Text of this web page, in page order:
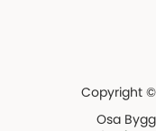
Copyright
Osa